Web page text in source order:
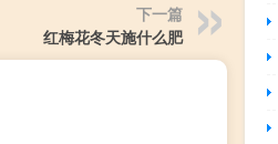
下一篇
红梅花冬天施什么肥